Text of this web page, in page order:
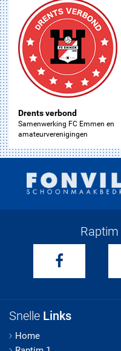
Drents verbond
Samenwerking FC Emmen en
amateurverenigingen
Raptim
Snelle Links
Home